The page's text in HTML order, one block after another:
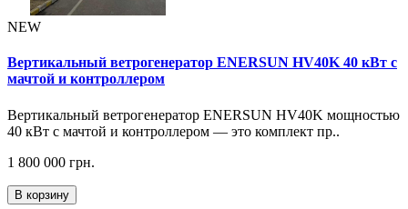
NEW
Вертикальный ветрогенератор ENERSUN HV40K 40 кВт с
мачтой и контроллером
Вертикальный ветрогенератор ENERSUN HV40K мощностью
40 кВт с мачтой и контроллером — это комплект пр..
1 800 000 грн.
В корзину